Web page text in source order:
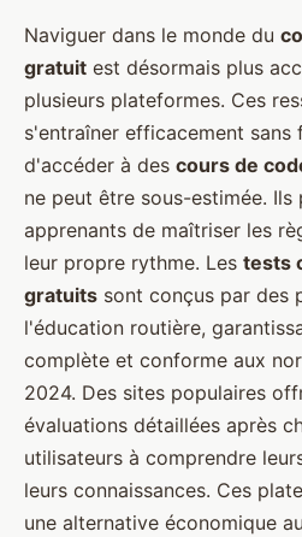
Naviguer dans le monde du
gratuit est désormais plus
plusieurs plateformes. Ces
s'entraîner efficacement sans
d'accéder à des cours de
ne peut être sous-estimée. Ils
apprenants de maîtriser les
leur propre rythme. Les tests
gratuits sont conçus par des
l'éducation routière,
complète et conforme aux
2024. Des sites populaires
évaluations détaillées après
utilisateurs à comprendre
leurs connaissances. Ces
une alternative économique